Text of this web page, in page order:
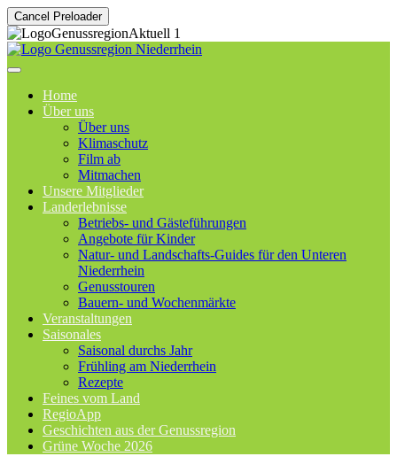
Cancel Preloader
Home
Über uns
Über uns
Klimaschutz
Film ab
Mitmachen
Unsere Mitglieder
Landerlebnisse
Betriebs- und Gästeführungen
Angebote für Kinder
Natur- und Landschafts-Guides für den Unteren
Niederrhein
Genusstouren
Bauern- und Wochenmärkte
Veranstaltungen
Saisonales
Saisonal durchs Jahr
Frühling am Niederrhein
Rezepte
Feines vom Land
RegioApp
Geschichten aus der Genussregion
Grüne Woche 2026